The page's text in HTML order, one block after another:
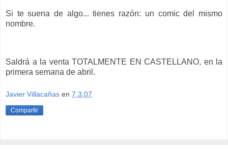
Si te suena de algo... tienes razón: un comic del mismo
nombre.
Saldrá a la venta TOTALMENTE EN CASTELLANO, en la
primera semana de abril.
Javier Villacañas en 7.3.07
Compartir